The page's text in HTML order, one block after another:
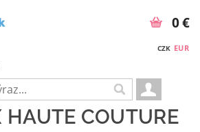
CZK EUR
0 €
HAUTE COUTURE